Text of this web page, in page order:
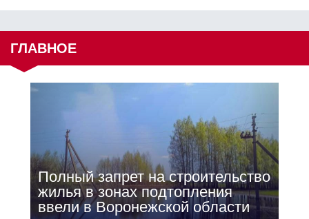
ГЛАВНОЕ
Полный запрет на строительство
жилья в зонах подтопления
ввели в Воронежской области